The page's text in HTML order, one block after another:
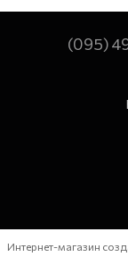
(095)
Интернет-магазин